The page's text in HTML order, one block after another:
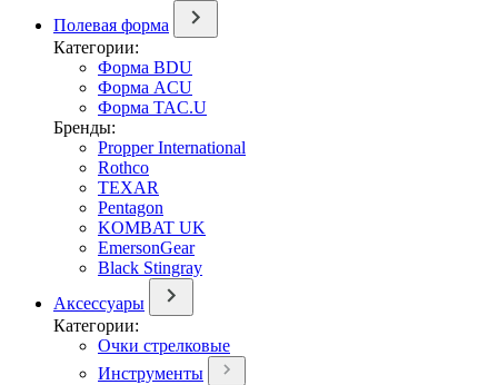
Полевая форма
Категории:
Форма BDU
Форма ACU
Форма TAC.U
Бренды:
Propper International
Rothco
TEXAR
Pentagon
KOMBAT UK
EmersonGear
Black Stingray
Аксессуары
Категории:
Очки стрелковые
Инструменты